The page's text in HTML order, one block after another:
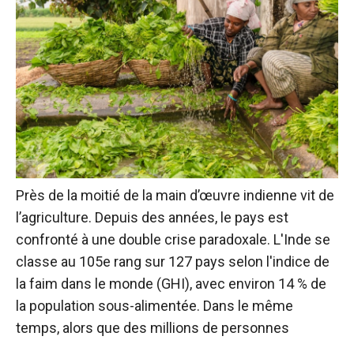
Près de la moitié de la main d’œuvre indienne vit de
l’agriculture. Depuis des années, le pays est
confronté à une double crise paradoxale. L'Inde se
classe au 105e rang sur 127 pays selon l'indice de
la faim dans le monde (GHI), avec environ 14 % de
la population sous-alimentée. Dans le même
temps, alors que des millions de personnes